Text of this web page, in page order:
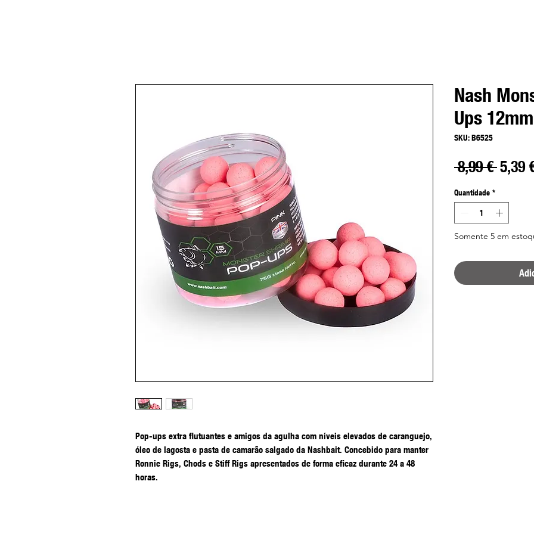
Pop-ups extra flutuantes e amigos da agulha com níveis elevados de caranguejo,
óleo de lagosta e pasta de camarão salgado da Nashbait. Concebido para manter
Ronnie Rigs, Chods e Stiff Rigs apresentados de forma eficaz durante 24 a 48
horas.
Nash
Ups
SKU: B6525
8,99 € Preço
5,39
Quantidade *
Somente 5 em